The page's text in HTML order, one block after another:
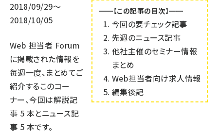
━━【この記事の目次】━━
今回の要チェック記事
先週のニュース記事
他社主催のセミナー情報
まとめ
Web担当者向け求人情報
編集後記
2018/09/29～
2018/10/05
Web 担当者 Forum
に掲載された情報を
毎週一度、まとめてご
紹介するこのコー
ナー、今回は解説記
事 5 本とニュース記
事 5 本です。